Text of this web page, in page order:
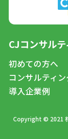
CJコンサル
初めての方へ
コンサルティ
導入企業例
Copyright © 2021